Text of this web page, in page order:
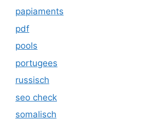
papiaments
pdf
pools
portugees
russisch
seo check
somalisch